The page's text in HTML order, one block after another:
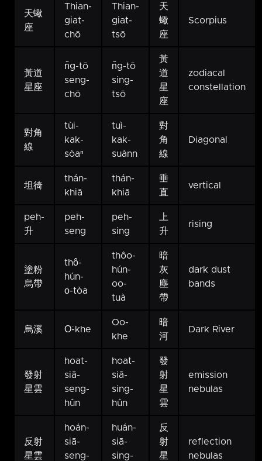
天蠍
座
Thian-
giat-
chō
Thian-
giat-
tsō
天
蠍
座
Scorpius
黃道
星座
n̂g-tō
seng-
chō
n̂g-tō
sing-
tsō
黃
道
星
座
zodiacal
constellation
對角
線
tùi-
kak-
sòaⁿ
tuì-
kak-
suànn
對
角
線
Diagonal
坦徛
thán-
khiā
thán-
khiā
垂
直
vertical
peh-
升
peh-
seng
peh-
sing
上
升
rising
塗粉
烏帶
thô͘-
hún-
o͘-tòa
thôo-
hún-
oo-
tuà
暗
灰
塵
帶
dark dust
bands
烏溪 O͘-khe
Oo-
khe
暗
河
Dark River
發射
星雲
hoat-
siā-
seng-
hûn
hoat-
siā-
sing-
hûn
發
射
星
雲
emission
nebulas
反射
星雲
hoán-
siā-
seng-
huán-
siā-
sing-
反
射
星
reflection
nebulas